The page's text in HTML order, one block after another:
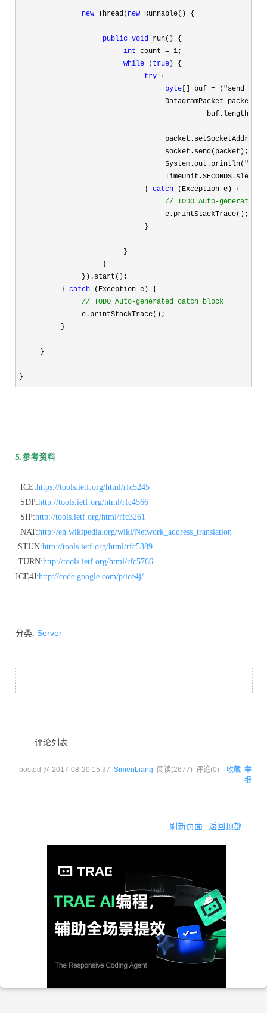
new Thread( new Runnable() {
public void run() {
int count = 1;
while ( true ) {
try {
byte [] buf = ("send
                                   DatagramPacket packet
                                             buf.length);
                                   socket.send(packet);
                                   System.out.println(
                                   TimeUnit.SECONDS.sleep(
                              }
catch (Exception e) {
// TODO Auto-generated
                                   e.printStackTrace();
                              }
                         }
                    }
               }).start();
          }
catch (Exception e) {
// TODO Auto-generated catch block
               e.printStackTrace();
          }
     }
}
5.参考资料
ICE:https://tools.ietf.org/html/rfc5245
SDP:http://tools.ietf.org/html/rfc4566
SIP:http://tools.ietf.org/html/rfc3261
NAT:http://en.wikipedia.org/wiki/Network_address_translation
STUN:http://tools.ietf.org/html/rfc5389
TURN:http://tools.ietf.org/html/rfc5766
ICE4J:http://code.google.com/p/ice4j/
分类: Server
评论列表
posted @ 2017-08-20 15:37 SimenLiang 阅读(2677) 评论(0) 收藏 举
报
刷新页面 返回顶部